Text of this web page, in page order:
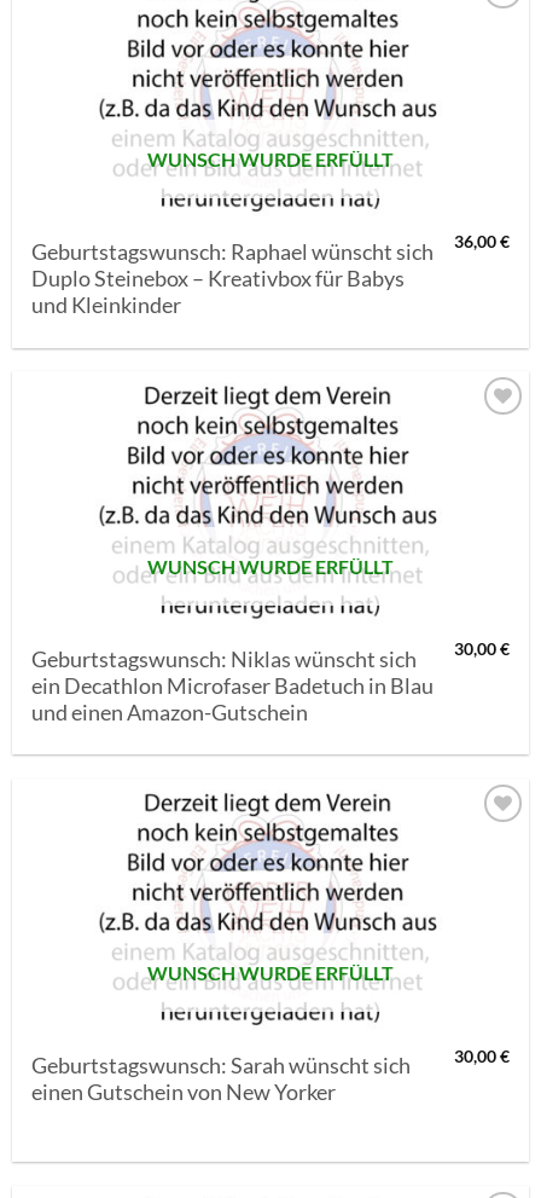
WUNSCH WURDE ERFÜLLT
Geburtstagswunsch: Raphael wünscht sich
Duplo Steinebox – Kreativbox für Babys
und Kleinkinder
36,00€
WUNSCH WURDE ERFÜLLT
Geburtstagswunsch: Niklas wünscht sich
ein Decathlon Microfaser Badetuch in Blau
und einen Amazon-Gutschein
30,00€
WUNSCH WURDE ERFÜLLT
Geburtstagswunsch: Sarah wünscht sich
einen Gutschein von New Yorker
30,00€